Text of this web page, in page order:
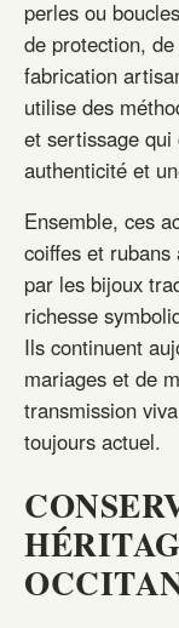
perles ou
de protection,
fabrication
utilise des
et sertissage qui
authenticité et
Ensemble, ces
coiffes et rubans
par les bijoux
richesse
Ils continuent
mariages et de
transmission
toujours actuel.